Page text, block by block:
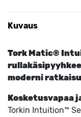
Kuvaus
Tork Matic®
moderni
Kosketusvapaa
Torkin Intuition™